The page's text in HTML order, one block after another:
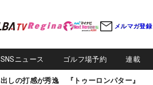
メルマガ登録
SNSニュース ゴルフ場予約 連載
しの打感が秀逸 『トゥーロンパター』